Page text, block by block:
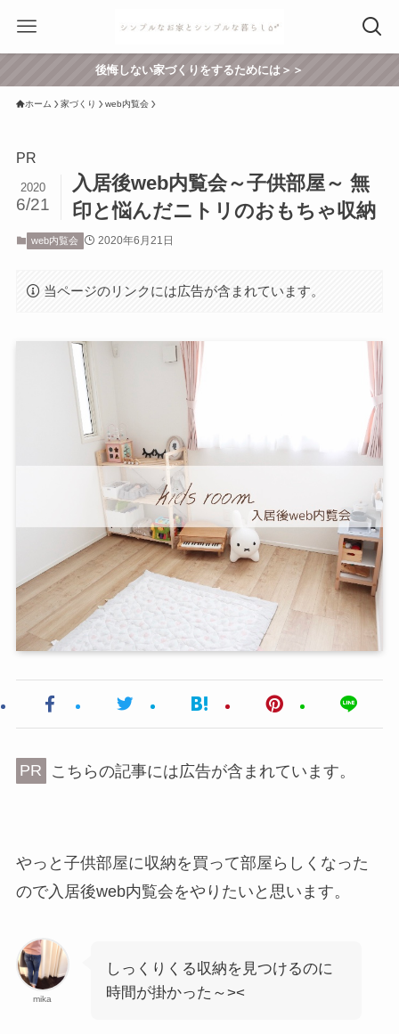
後悔しない家づくりをするためには＞＞
ホーム 家づくり web内覧会
PR
入居後web内覧会～子供部屋～ 無
印と悩んだニトリのおもちゃ収納
2020
6/21
web内覧会 2020年6月21日
当ページのリンクには広告が含まれています。
PR こちらの記事には広告が含まれています。
やっと子供部屋に収納を買って部屋らしくなった
ので入居後web内覧会をやりたいと思います。
mika
しっくりくる収納を見つけるのに
時間が掛かった～><